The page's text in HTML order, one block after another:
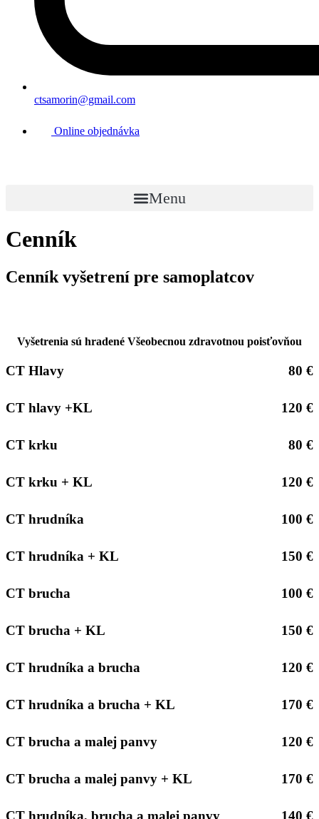
ctsamorin@gmail.com
Online objednávka
Menu
Cenník
Cenník vyšetrení pre samoplatcov
Vyšetrenia sú hradené Všeobecnou zdravotnou poisťovňou
CT Hlavy 80 €
CT hlavy +KL 120 €
CT krku 80 €
CT krku + KL 120 €
CT hrudníka 100 €
CT hrudníka + KL 150 €
CT brucha 100 €
CT brucha + KL 150 €
CT hrudníka a brucha 120 €
CT hrudníka a brucha + KL 170 €
CT brucha a malej panvy 120 €
CT brucha a malej panvy + KL 170 €